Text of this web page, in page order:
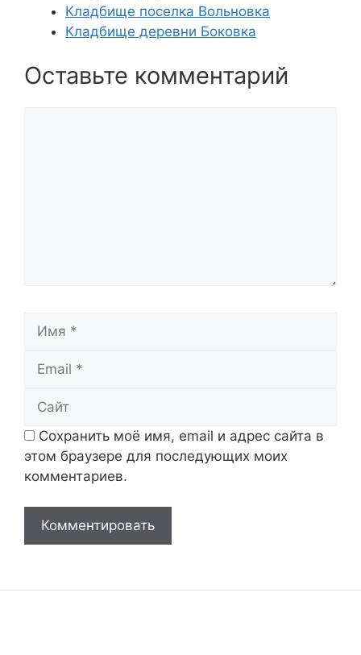
Кладбище поселка Вольновка
Кладбище деревни Боковка
Оставьте комментарий
Сохранить моё имя, email и адрес сайта в
этом браузере для последующих моих
комментариев.